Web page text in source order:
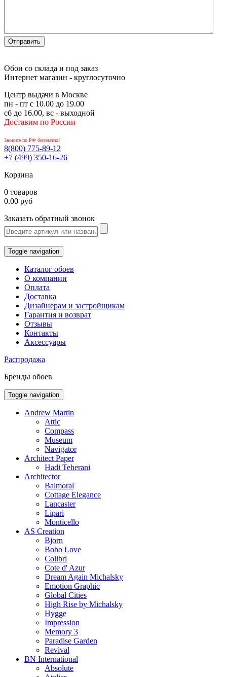
Обои со склада и под заказ
Интернет магазин - круглосуточно
Центр выдачи в Москве
пн - пт с 10.00 до 19.00
сб до 16.00, вс - выходной
Доставим по России
Звоните по РФ бесплатно!
8(800) 775-89-12
+7 (499) 350-16-26
Корзина
0 товаров
0.00 руб
Заказать обратный звонок
Toggle navigation
Каталог обоев
О компании
Оплата
Доставка
Дизайнерам и застройщикам
Гарантия и возврат
Отзывы
Контакты
Аксессуары
Распродажа
Бренды обоев
Toggle navigation
Andrew Martin
Attic
Compass
Museum
Navigator
Architect Paper
Hadi Teherani
Architector
Balmoral
Cottage Elegance
Lancaster
Lipari
Monticello
AS Creation
Bjorn
Boho Love
Colibri
Cote d' Azur
Dream Again Michalsky
Emotion Graphic
Global Cities
High Rise by Michalsky
Hygge
Impression
Memory 3
Paradise Garden
Revival
BN International
Absolute